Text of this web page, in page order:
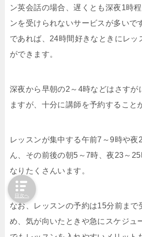
ン英会話の場合、遅くとも深夜1時
ンを受けられないサービスが多いで
であれば、24時間好きなときにレッ
ができます。
深夜から早朝の2～4時などはさすが
ますが、十分に講師を予約すること
レッスンが集中する午前7～9時や夜
ん、その前後の朝5～7時、夜23～
なりたくさんいます。
なお、レッスンの予約は15分前まで
め、気が向いたときや急にスケジュ
目次へ